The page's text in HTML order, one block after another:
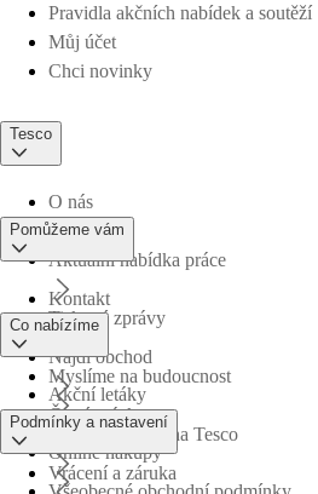
Pravidla akčních nabídek a soutěží
Můj účet
Chci novinky
Tesco
O nás
Aktuální nabídka práce
Tiskové zprávy
Myslíme na budoucnost
Obchodní skupina Tesco
Pomůžeme vám
Kontakt
Najdi obchod
Časté otázky
Vrácení a záruka
Co nabízíme
Akční letáky
Online nákupy
Podmínky a nastavení